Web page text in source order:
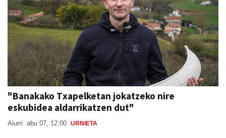
"Banakako Txapelketan jokatzeko nire
eskubidea aldarrikatzen dut"
Aiurri abu 07, 12:00 URNIETA